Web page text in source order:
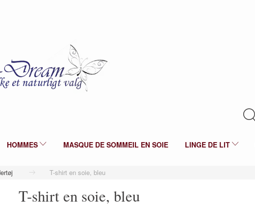
HOMMES MASQUE DE SOMMEIL EN SOIE LINGE DE LIT
T-shirt en soie, bleu
T-shirt en soie, bleu